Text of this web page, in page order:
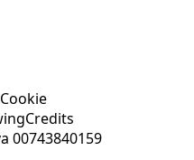
Credits
00743840159